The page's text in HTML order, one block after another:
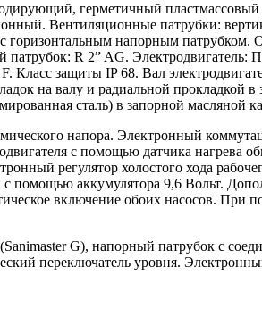
герметичный
Вентиляционные патрубки:
напорным
R 2” AG.
Класс защиты IP 68. Вал
на валу и радиальной прокладкой
сталь) в запорной масляной
напора. Электронный
с помощью датчика нагрева
регулятор холостого хода
аккумулятора 9,6 Вольт.
включение обоих насосов. При
G), напорный патрубок с
переключатель уровня.